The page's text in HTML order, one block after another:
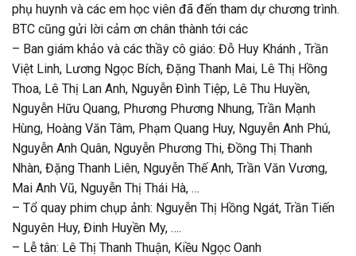
phụ huynh và các em học viên đã đến tham dự chương trình.
BTC cũng gửi lời cảm ơn chân thành tới các
– Ban giám khảo và các thầy cô giáo: Đỗ Huy Khánh , Trần
Việt Linh, Lương Ngọc Bích, Đặng Thanh Mai, Lê Thị Hồng
Thoa, Lê Thị Lan Anh, Nguyễn Đình Tiệp, Lê Thu Huyền,
Nguyễn Hữu Quang, Phương Phương Nhung, Trần Mạnh
Hùng, Hoàng Văn Tâm, Phạm Quang Huy, Nguyễn Anh Phú,
Nguyễn Anh Quân, Nguyễn Phương Thi, Đồng Thị Thanh
Nhàn, Đặng Thanh Liên, Nguyễn Thế Anh, Trần Văn Vương,
Mai Anh Vũ, Nguyễn Thị Thái Hà, …
– Tổ quay phim chụp ảnh: Nguyễn Thị Hồng Ngát, Trần Tiến
Nguyên Huy, Đinh Huyền My, ….
– Lễ tân: Lê Thị Thanh Thuận, Kiều Ngọc Oanh